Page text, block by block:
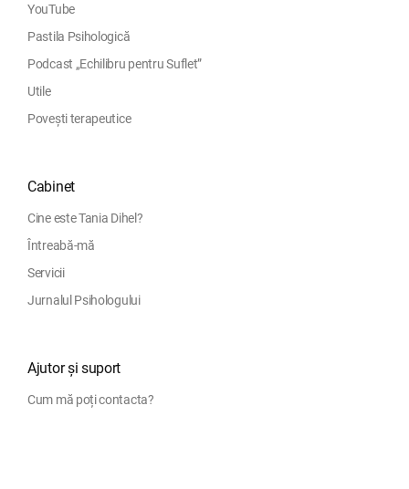
YouTube
Pastila Psihologică
Podcast „Echilibru pentru Suflet”
Utile
Povești terapeutice
Cabinet
Cine este Tania Dihel?
Întreabă-mă
Servicii
Jurnalul Psihologului
Ajutor și suport
Cum mă poți contacta?